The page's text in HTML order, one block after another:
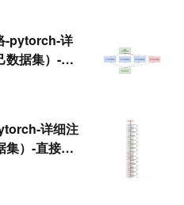
-pytorch-详
数据集）-直
。跑的代
详细注
集）-直接放
的代码有